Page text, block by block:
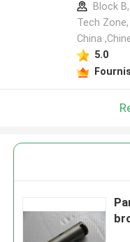
Block
Tech
China
5.0